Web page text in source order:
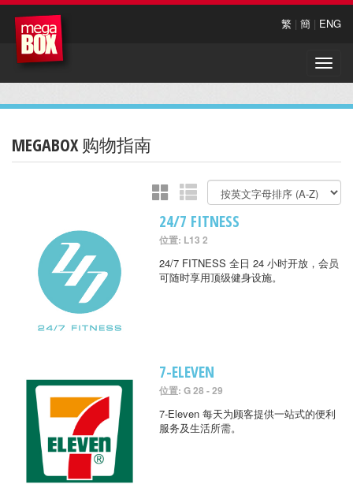
繁 | 簡 | ENG
Toggle
MEGABOX 购物指南
24/7 FITNESS
位置: L13 2
24/7 FITNESS 全日 24 小时开放，会员
可随时享用顶级健身设施。
7-ELEVEN
位置: G 28 - 29
7-Eleven 每天为顾客提供一站式的便利
服务及生活所需。